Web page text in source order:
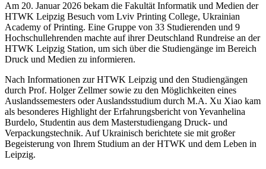
Am 20. Januar 2026 bekam die Fakultät Informatik und Medien der
HTWK Leipzig Besuch vom Lviv Printing College, Ukrainian
Academy of Printing. Eine Gruppe von 33 Studierenden und 9
Hochschullehrenden machte auf ihrer Deutschland Rundreise an der
HTWK Leipzig Station, um sich über die Studiengänge im Bereich
Druck und Medien zu informieren.
Nach Informationen zur HTWK Leipzig und den Studiengängen
durch Prof. Holger Zellmer sowie zu den Möglichkeiten eines
Auslandssemesters oder Auslandsstudium durch M.A. Xu Xiao kam
als besonderes Highlight der Erfahrungsbericht von Yevanhelina
Burdelo, Studentin aus dem Masterstudiengang Druck- und
Verpackungstechnik. Auf Ukrainisch berichtete sie mit großer
Begeisterung von Ihrem Studium an der HTWK und dem Leben in
Leipzig.